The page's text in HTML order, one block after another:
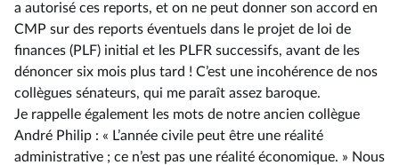
a autorisé ces reports, et on ne peut donner son accord en
CMP sur des reports éventuels dans le projet de loi de
finances (PLF) initial et les PLFR successifs, avant de les
dénoncer six mois plus tard ! C’est une incohérence de nos
collègues sénateurs, qui me paraît assez baroque.
Je rappelle également les mots de notre ancien collègue
André Philip : « L’année civile peut être une réalité
administrative ; ce n’est pas une réalité économique. » Nous